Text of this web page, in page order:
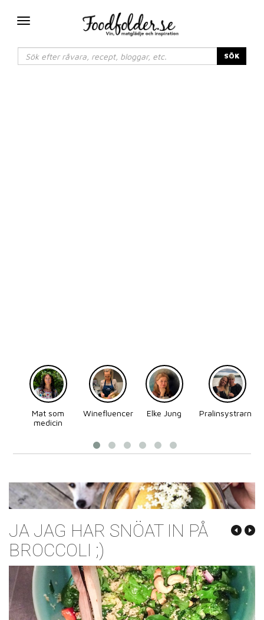
Växla
SÖK
Mat som
medicin
Winefluencer Elke Jung
Pralinsystrarna
JA JAG HAR SNÖAT IN PÅ
BROCCOLI ;)